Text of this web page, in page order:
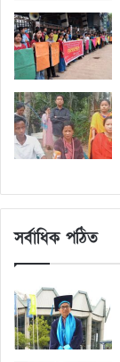
সর্বাধিক পঠিত